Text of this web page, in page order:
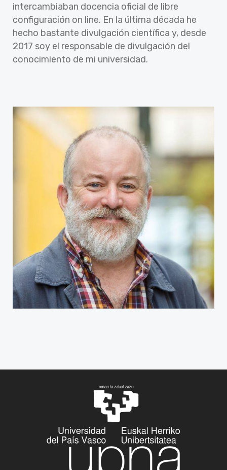
intercambiaban docencia oficial de libre
configuración on line. En la última década he
hecho bastante divulgación científica y, desde
2017 soy el responsable de divulgación del
conocimiento de mi universidad.